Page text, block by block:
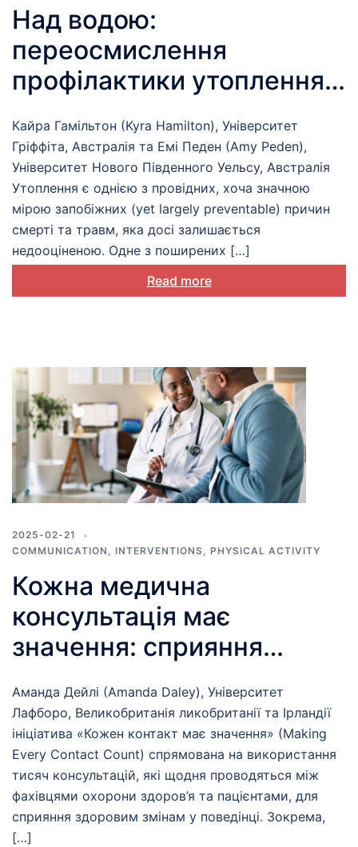
Над водою:
переосмислення
профілактики утоплення
Кайра Гамільтон (Kyra Hamilton), Університет
Гріффіта, Австралія та Емі Педен (Amy Peden),
Університет Нового Південного Уельсу, Австралія
Утоплення є однією з провідних, хоча значною
мірою запобіжних (yet largely preventable) причин
смерті та травм, яка досі залишається
недооціненою. Одне з поширених […]
Read more
2025-02-21
COMMUNICATION , INTERVENTIONS, PHYSICAL ACTIVITY
Кожна медична
консультація має
значення: сприяння
медичних закладах
Аманда Дейлі (Amanda Daley), Університет
Лафборо, Великобританія ликобританії та Ірландії
ініціатива «Кожен контакт має значення» (Making
Every Contact Count) спрямована на використання
тисяч консультацій, які щодня проводяться між
фахівцями охорони здоров’я та пацієнтами, для
сприяння здоровим змінам у поведінці. Зокрема,
[…]